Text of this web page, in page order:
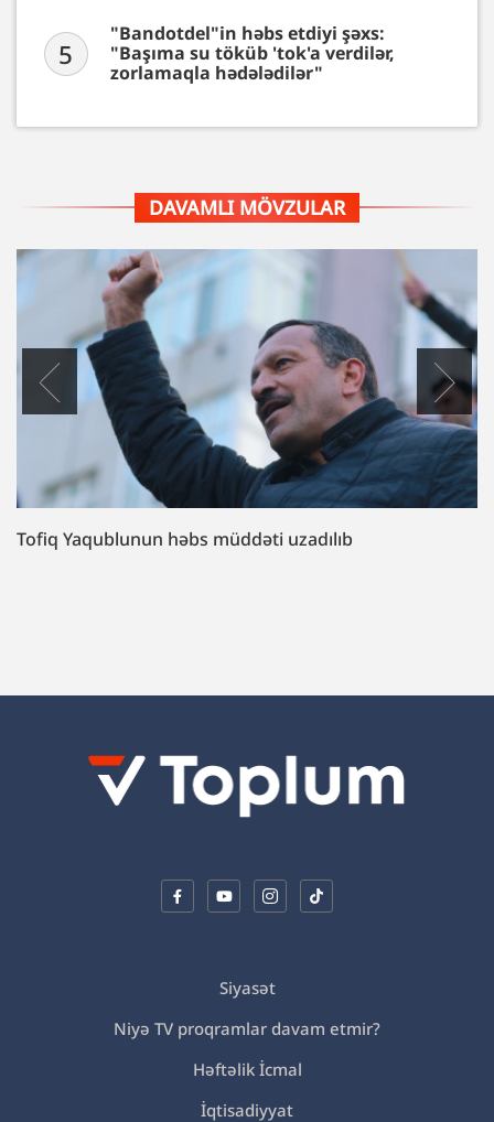
5
"Bandotdel"in həbs etdiyi şəxs:
"Başıma su töküb 'tok'a verdilər,
zorlamaqla hədələdilər"
DAVAMLI MÖVZULAR
Tofiq Yaqublunun həbs müddəti uzadılıb
Siyasət
Niyə TV proqramlar davam etmir?
Həftəlik İcmal
İqtisadiyyat